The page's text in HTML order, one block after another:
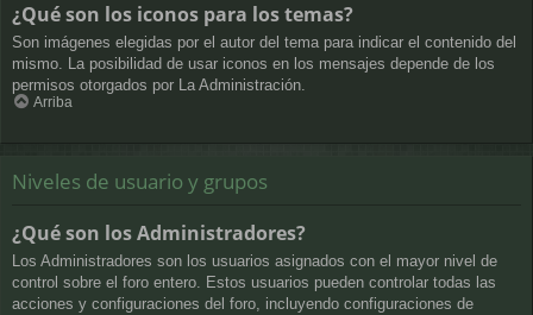
¿Qué son los iconos para los temas?
Son imágenes elegidas por el autor del tema para indicar el contenido del
mismo. La posibilidad de usar iconos en los mensajes depende de los
permisos otorgados por La Administración.
Arriba
Niveles de usuario y grupos
¿Qué son los Administradores?
Los Administradores son los usuarios asignados con el mayor nivel de
control sobre el foro entero. Estos usuarios pueden controlar todas las
acciones y configuraciones del foro, incluyendo configuraciones de